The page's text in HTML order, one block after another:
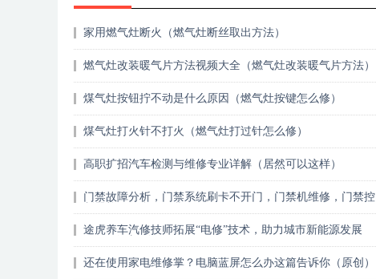
家用燃气灶断火（燃气灶断丝取出方法）
燃气灶改装暖气片方法视频大全（燃气灶改装暖气片方法）
煤气灶按钮拧不动是什么原因（燃气灶按键怎么修）
煤气灶打火针不打火（燃气灶打过针怎么修）
高职扩招汽车检测与维修专业详解（居然可以这样）
门禁故障分析，门禁系统刷卡不开门，门禁机维修，门禁控
途虎养车汽修技师拓展“电修”技术，助力城市新能源发展
还在使用家电维修掌？电脑蓝屏怎么办这篇告诉你（原创）